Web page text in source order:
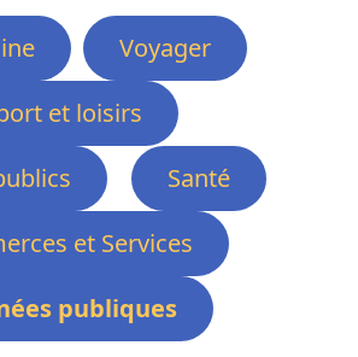
Voyager
et loisirs
Santé
et Services
publiques